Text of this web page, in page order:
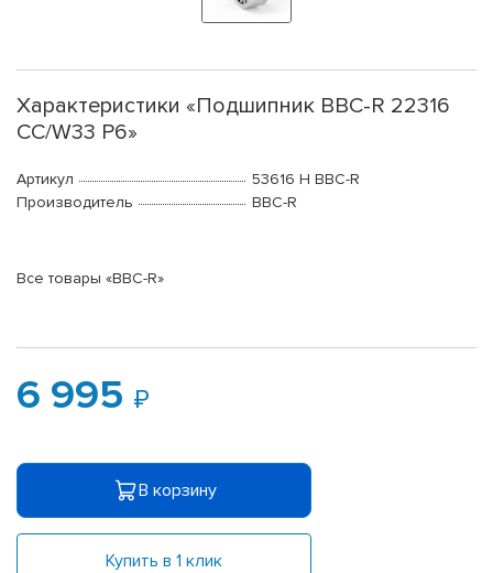
Характеристики «Подшипник BBC-R 22316
CC/W33 P6»
Артикул
53616 H BBC-R
Производитель
BBC-R
Все товары «BBC-R»
6 995
В корзину
Купить в 1 клик